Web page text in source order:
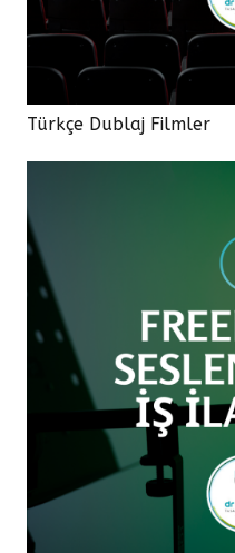
Türkçe Dublaj Filmler